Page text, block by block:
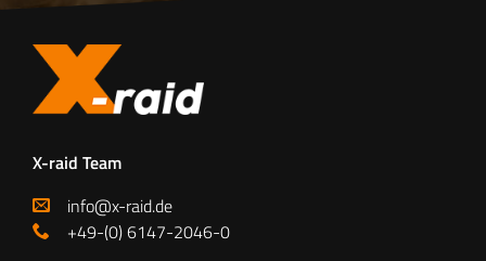
X-raid Team
info@x-raid.de
+49-(0) 6147-2046-0